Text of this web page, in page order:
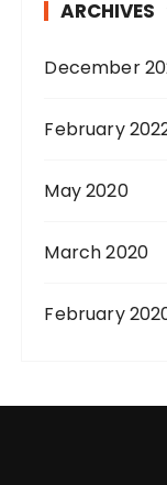
ARCHIVES
December
February
May 2020
March 2020
February